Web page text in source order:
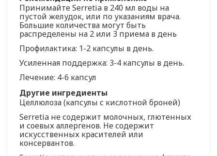
Принимайте Serretia в 240 мл воды на
пустой желудок, или по указаниям врача.
Большие количества могут быть
распределены на 2 или 3 приема в день
Профилактика: 1-2 капсулы в день.
Усиленная поддержка: 3-4 капсулы в день.
Лечение: 4-6 капсул
Другие ингредиенты
Целлюлоза (капсулы с кислотной броней)
Serretia не содержит молочных, глютенных
и соевых аллергенов. Не содержит
искусственных красителей или
консервантов.